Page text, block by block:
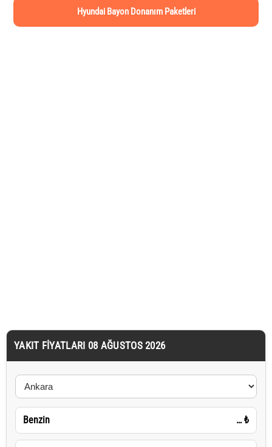
Hyundai Bayon Donanım Paketleri
YAKIT FIYATLARI 08 AĞUSTOS 2026
Benzin … ₺